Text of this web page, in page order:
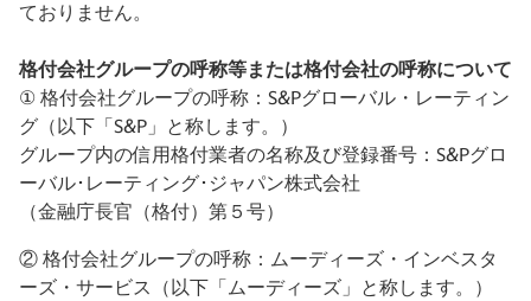
ておりません。
格付会社グループの呼称等または格付会社の呼称について
① 格付会社グループの呼称：S&Pグローバル・レーティン
グ（以下「S&P」と称します。）
グループ内の信用格付業者の名称及び登録番号：S&Pグロ
ーバル･レーティング･ジャパン株式会社
（金融庁長官（格付）第５号）
② 格付会社グループの呼称：ムーディーズ・インベスタ
ーズ・サービス（以下「ムーディーズ」と称します。）